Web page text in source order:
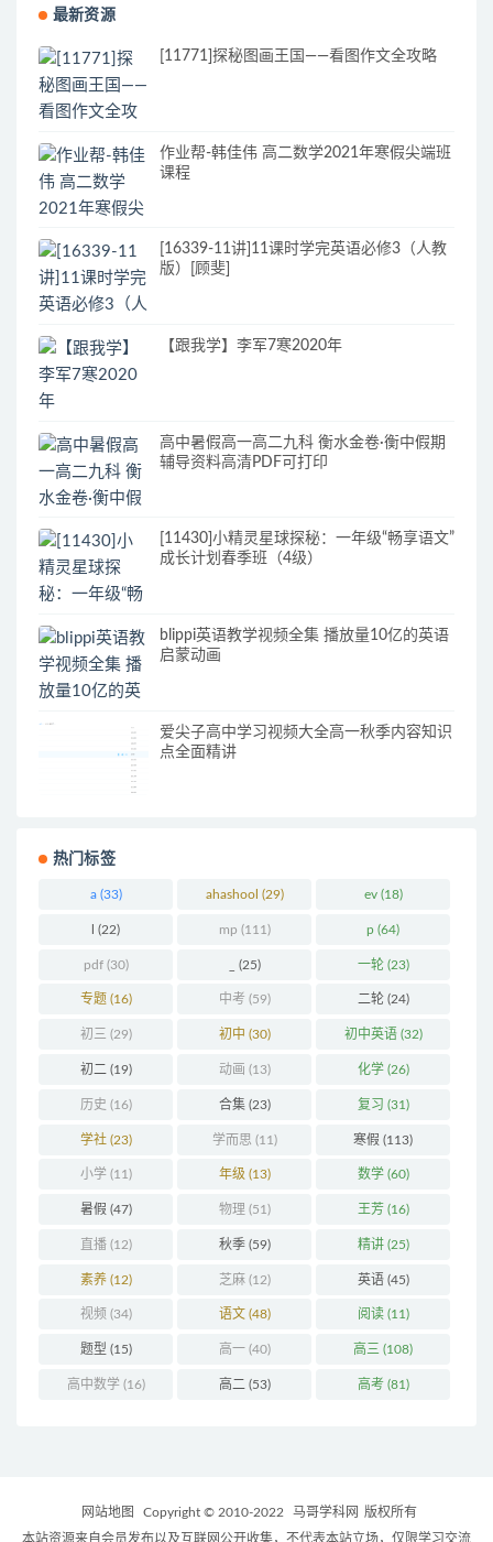
最新资源
[11771]探秘图画王国——看图作文全攻略
作业帮-韩佳伟 高二数学2021年寒假尖端班
课程
[16339-11讲]11课时学完英语必修3（人教
版）[顾斐]
【跟我学】李军7寒2020年
高中暑假高一高二九科 衡水金卷·衡中假期
辅导资料高清PDF可打印
[11430]小精灵星球探秘：一年级“畅享语文”
成长计划春季班（4级）
blippi英语教学视频全集 播放量10亿的英语
启蒙动画
爱尖子高中学习视频大全高一秋季内容知识
点全面精讲
热门标签
a(33) ahashool (29) ev(18)
(22) mp (111) p (64)
pdf(30) (25) 一轮(23)
专题(16) 中考 (59) 二轮(24)
初三 (29) 初中 (30) 初中英语(32)
初二 (19) 动画 (13) 化学(26)
历史 (16) 合集(23) 复习 (31)
学社(23) 学而思 (11) 寒假 (113)
小学(11) 年级 (13) 数学(60)
暑假 (47) 物理 (51) 王芳(16)
直播(12) 秋季(59) 精讲(25)
素养(12) 芝麻(12) 英语(45)
视频 (34) 语文 (48) 阅读(11)
题型 (15) 高一(40) 高三 (108)
高中数学(16) 高二 (53) 高考(81)
网站地图 Copyright © 2010-2022 马哥学科网 版权所有
本站资源来自会员发布以及互联网公开收集，不代表本站立场，仅限学习交流